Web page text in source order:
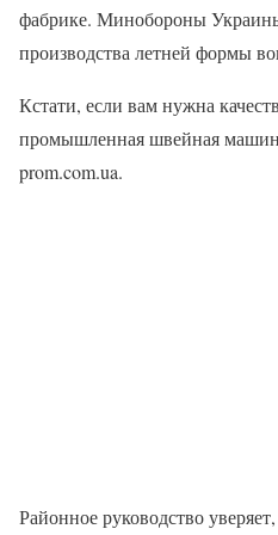
фабрике. Минобороны
производства летней формы
Кстати, если вам нужна
промышленная швейная
prom.com.ua.
Районное руководство